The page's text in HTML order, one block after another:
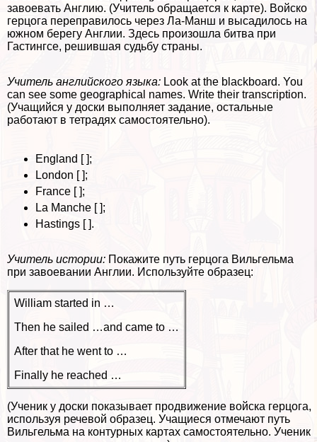
завоевать Англию. (Учитель обращается к карте). Войско
герцога переправилось через Ла-Манш и высадилось на
южном берегу Англии. Здесь произошла битва при
Гастингсе, решившая судьбу страны.
Учитель английского языка: Look at the blackboard. You
can see some geographical names. Write their transcription.
(Учащийся у доски выполняет задание, остальные
работают в тетрадях самостоятельно).
England [ ];
London [ ];
France [ ];
La Manche [ ];
Hastings [ ].
Учитель истории: Покажите путь герцога Вильгельма
при завоевании Англии. Используйте образец:
William started in …
Then he sailed …and came to …
After that he went to …
Finally he reached …
(Ученик у доски показывает продвижение войска герцога,
используя речевой образец. Учащиеся отмечают путь
Вильгельма на контурных картах самостоятельно. Ученик